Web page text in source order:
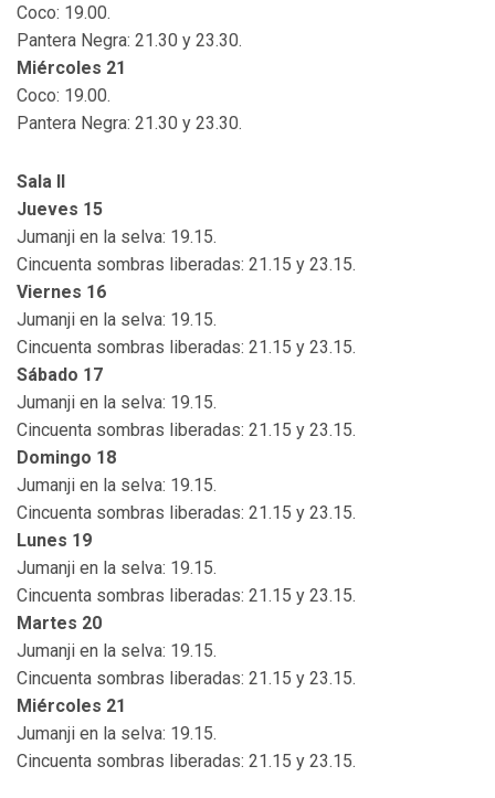
Coco: 19.00.
Pantera Negra: 21.30 y 23.30.
Miércoles 21
Coco: 19.00.
Pantera Negra: 21.30 y 23.30.
Sala II
Jueves 15
Jumanji en la selva: 19.15.
Cincuenta sombras liberadas: 21.15 y 23.15.
Viernes 16
Jumanji en la selva: 19.15.
Cincuenta sombras liberadas: 21.15 y 23.15.
Sábado 17
Jumanji en la selva: 19.15.
Cincuenta sombras liberadas: 21.15 y 23.15.
Domingo 18
Jumanji en la selva: 19.15.
Cincuenta sombras liberadas: 21.15 y 23.15.
Lunes 19
Jumanji en la selva: 19.15.
Cincuenta sombras liberadas: 21.15 y 23.15.
Martes 20
Jumanji en la selva: 19.15.
Cincuenta sombras liberadas: 21.15 y 23.15.
Miércoles 21
Jumanji en la selva: 19.15.
Cincuenta sombras liberadas: 21.15 y 23.15.